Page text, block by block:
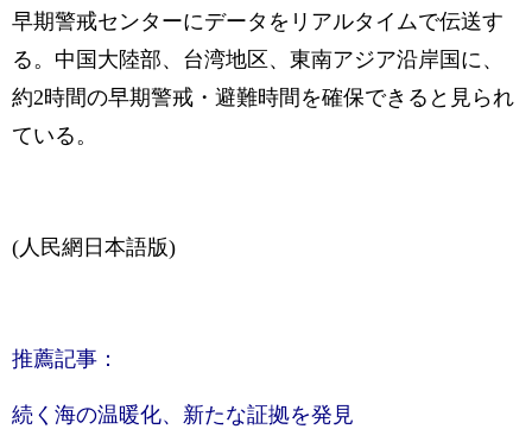
早期警戒センターにデータをリアルタイムで伝送す
る。中国大陸部、台湾地区、東南アジア沿岸国に、
約2時間の早期警戒・避難時間を確保できると見られ
ている。
(人民網日本語版)
推薦記事：
続く海の温暖化、新たな証拠を発見